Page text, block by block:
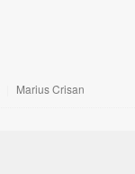
Marius Crisan